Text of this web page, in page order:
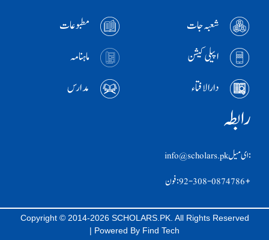
شعبہ جات
مطبوعات
اپیلی کیشن
ماہنامہ
دارالافتاء
مدارس
رابطہ
:ای ميل info@scholars.pk
+92-308-0874786 :فون
Copyright © 2014-2026 SCHOLARS.PK. All Rights Reserved
| Powered By Find Tech